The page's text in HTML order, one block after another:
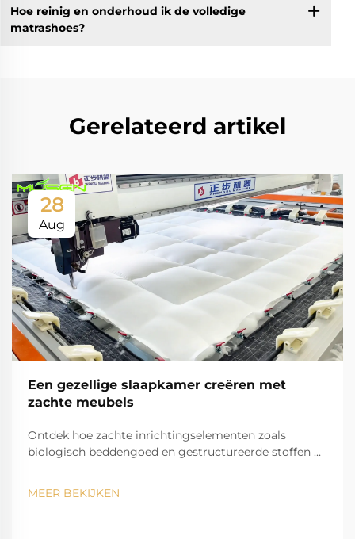
Hoe reinig en onderhoud ik de volledige
matrashoes?
Gerelateerd artikel
28
Aug
Een gezellige slaapkamer creëren met
zachte meubels
Ontdek hoe zachte inrichtingselementen zoals
biologisch beddengoed en gestructureerde stoffen de
MEER BEKIJKEN